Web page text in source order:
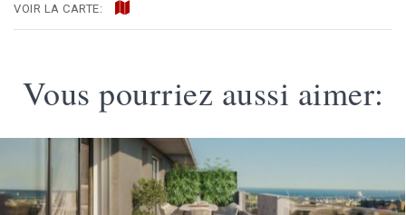
VOIR LA CARTE:
Vous pourriez aussi aimer: